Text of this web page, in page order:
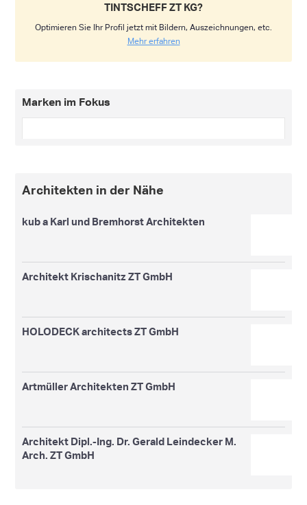
TINTSCHEFF ZT KG?
Optimieren Sie Ihr Profil jetzt mit Bildern, Auszeichnungen, etc.
Mehr erfahren
Marken im Fokus
Architekten in der Nähe
kub a Karl und Bremhorst Architekten
Architekt Krischanitz ZT GmbH
HOLODECK architects ZT GmbH
Artmüller Architekten ZT GmbH
Architekt Dipl.-Ing. Dr. Gerald Leindecker M.
Arch. ZT GmbH